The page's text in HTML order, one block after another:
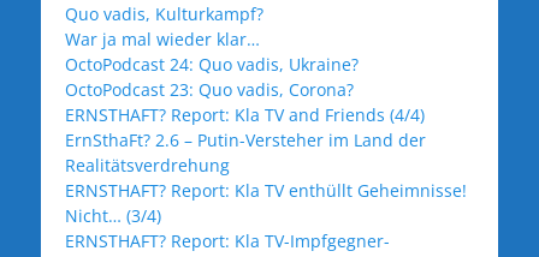
Quo vadis, Kulturkampf?
War ja mal wieder klar…
OctoPodcast 24: Quo vadis, Ukraine?
OctoPodcast 23: Quo vadis, Corona?
ERNSTHAFT? Report: Kla TV and Friends (4/4)
ErnSthaFt? 2.6 – Putin-Versteher im Land der
Realitätsverdrehung
ERNSTHAFT? Report: Kla TV enthüllt Geheimnisse!
Nicht… (3/4)
ERNSTHAFT? Report: Kla TV-Impfgegner-